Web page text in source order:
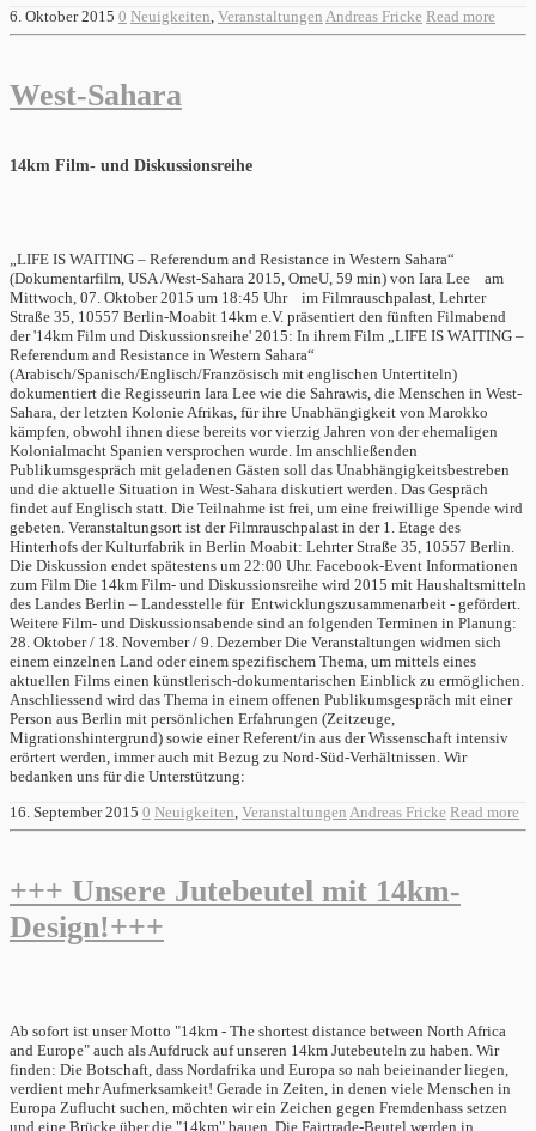
6. Oktober 2015 0 Neuigkeiten Veranstaltungen Andreas Fricke Read more
West-Sahara
14km Film- und Diskussionsreihe
„LIFE IS WAITING – Referendum and Resistance in Western Sahara“
(Dokumentarfilm, USA /West-Sahara 2015, OmeU, 59 min) von Iara Lee am
Mittwoch, 07. Oktober 2015 um 18:45 Uhr im Filmrauschpalast, Lehrter
Straße 35, 10557 Berlin-Moabit 14km e.V. präsentiert den fünften Filmabend
der '14km Film und Diskussionsreihe' 2015: In ihrem Film „LIFE IS WAITING –
Referendum and Resistance in Western Sahara“
(Arabisch/Spanisch/Englisch/Französisch mit englischen Untertiteln)
dokumentiert die Regisseurin Iara Lee wie die Sahrawis, die Menschen in West-
Sahara, der letzten Kolonie Afrikas, für ihre Unabhängigkeit von Marokko
kämpfen, obwohl ihnen diese bereits vor vierzig Jahren von der ehemaligen
Kolonialmacht Spanien versprochen wurde. Im anschließenden
Publikumsgespräch mit geladenen Gästen soll das Unabhängigkeitsbestreben
und die aktuelle Situation in West-Sahara diskutiert werden. Das Gespräch
findet auf Englisch statt. Die Teilnahme ist frei, um eine freiwillige Spende wird
gebeten. Veranstaltungsort ist der Filmrauschpalast in der 1. Etage des
Hinterhofs der Kulturfabrik in Berlin Moabit: Lehrter Straße 35, 10557 Berlin.
Die Diskussion endet spätestens um 22:00 Uhr. Facebook-Event Informationen
zum Film Die 14km Film- und Diskussionsreihe wird 2015 mit Haushaltsmitteln
des Landes Berlin – Landesstelle für Entwicklungszusammenarbeit - gefördert.
Weitere Film- und Diskussionsabende sind an folgenden Terminen in Planung:
28. Oktober / 18. November / 9. Dezember Die Veranstaltungen widmen sich
einem einzelnen Land oder einem spezifischem Thema, um mittels eines
aktuellen Films einen künstlerisch-dokumentarischen Einblick zu ermöglichen.
Anschliessend wird das Thema in einem offenen Publikumsgespräch mit einer
Person aus Berlin mit persönlichen Erfahrungen (Zeitzeuge,
Migrationshintergrund) sowie einer Referent/in aus der Wissenschaft intensiv
erörtert werden, immer auch mit Bezug zu Nord-Süd-Verhältnissen. Wir
bedanken uns für die Unterstützung:
16. September 2015 0 Neuigkeiten Veranstaltungen Andreas Fricke Read more
+++ Unsere Jutebeutel mit 14km-
Design!+++
Ab sofort ist unser Motto "14km - The shortest distance between North Africa
and Europe" auch als Aufdruck auf unseren 14km Jutebeuteln zu haben. Wir
finden: Die Botschaft, dass Nordafrika und Europa so nah beieinander liegen,
verdient mehr Aufmerksamkeit! Gerade in Zeiten, in denen viele Menschen in
Europa Zuflucht suchen, möchten wir ein Zeichen gegen Fremdenhass setzen
und eine Brücke über die "14km" bauen. Die Fairtrade-Beutel werden in